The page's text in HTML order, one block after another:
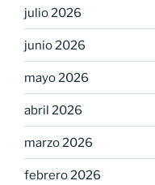
julio 2026
junio 2026
mayo 2026
abril 2026
marzo 2026
febrero 2026